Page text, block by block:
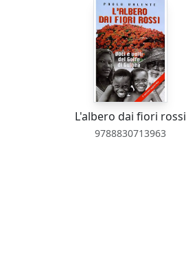
L'albero dai fiori rossi
9788830713963